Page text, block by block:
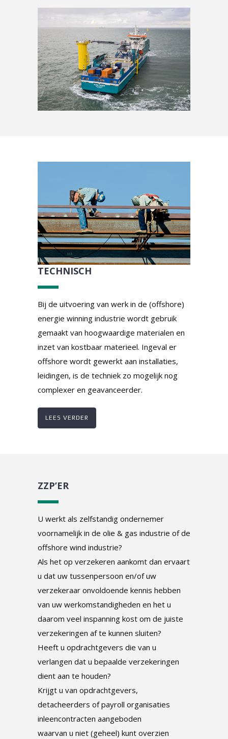
TECHNISCH
Bij de uitvoering van werk in de (offshore)
energie winning industrie wordt gebruik
gemaakt van hoogwaardige materialen en
inzet van kostbaar materieel. Ingeval er
offshore wordt gewerkt aan installaties,
leidingen, is de techniek zo mogelijk nog
complexer en geavanceerder.
LEES VERDER
ZZP’ER
U werkt als zelfstandig ondernemer
voornamelijk in de olie & gas industrie of de
offshore wind industrie?
Als het op verzekeren aankomt dan ervaart
u dat uw tussenpersoon en/of uw
verzekeraar onvoldoende kennis hebben
van uw werkomstandigheden en het u
daarom veel inspanning kost om de juiste
verzekeringen af te kunnen sluiten?
Heeft u opdrachtgevers die van u
verlangen dat u bepaalde verzekeringen
dient aan te houden?
Krijgt u van opdrachtgevers,
detacheerders of payroll organisaties
inleencontracten aangeboden
waarvan u niet (geheel) kunt overzien